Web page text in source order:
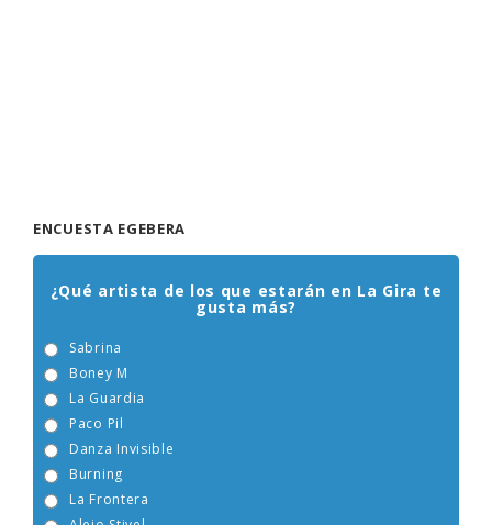
¿Qué artista de los que estarán en La Gira te
gusta más?
Boney M
Burning